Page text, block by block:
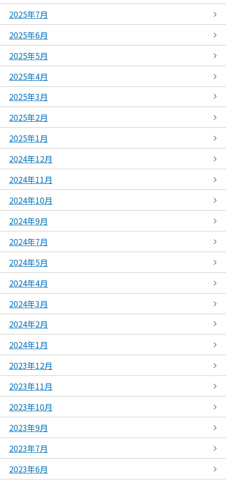
2025年7月
2025年6月
2025年5月
2025年4月
2025年3月
2025年2月
2025年1月
2024年12月
2024年11月
2024年10月
2024年9月
2024年7月
2024年5月
2024年4月
2024年3月
2024年2月
2024年1月
2023年12月
2023年11月
2023年10月
2023年9月
2023年7月
2023年6月